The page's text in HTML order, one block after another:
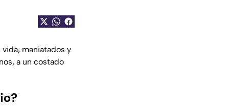
maniatados y
a un costado